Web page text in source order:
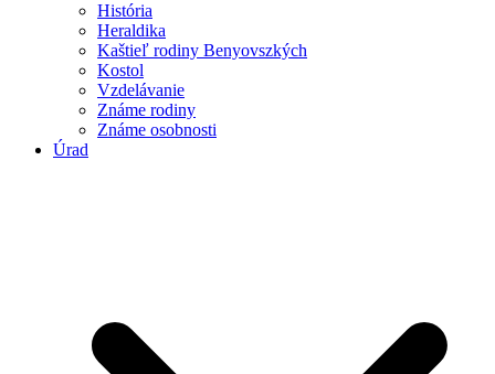
História
Heraldika
Kaštieľ rodiny Benyovszkých
Kostol
Vzdelávanie
Známe rodiny
Známe osobnosti
Úrad